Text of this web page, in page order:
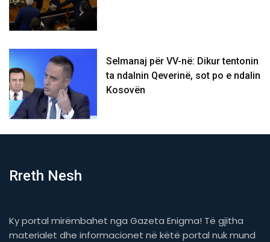
Selmanaj për VV-në: Dikur tentonin
ta ndalnin Qeverinë, sot po e ndalin
Kosovën
Rreth Nesh
Ky portal mirëmbahet nga Gazeta Enigma! Të gjitha
materialet dhe informacionet në këtë portal nuk mund